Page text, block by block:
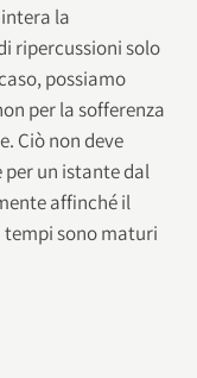
la
ripercussioni solo
possiamo
per la sofferenza
Ciò non deve
un istante dal
affinché il
tempi sono maturi